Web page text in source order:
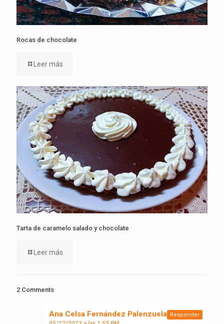
Rocas de chocolate
Leer más
Tarta de caramelo salado y chocolate
Leer más
2 Comments
Ana Celsa Fernández Palenzuela dice:
Responder